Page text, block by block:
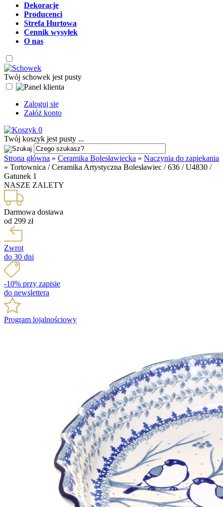
Dekoracje
Producenci
Strefa Hurtowa
Cennik wysyłek
O nas
Twój schowek jest pusty
Zaloguj się
Załóż konto
0
Twój koszyk jest pusty ...
Strona główna » Ceramika Bolesławiecka » Naczynia do zapiekania
» Tortownica / Ceramika Artystyczna Bolesławiec / 636 / U4830 /
Gatunek 1
NASZE ZALETY
Darmowa dostawa
od 299 zł
Zwrot
do 30 dni
-10% przy zapisie
do newslettera
Program lojalnościowy